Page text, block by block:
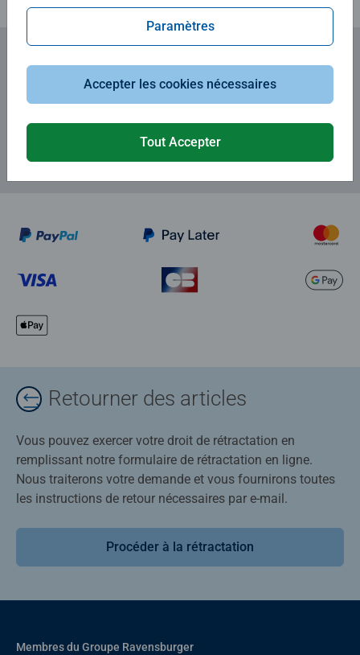
Abonnez-vous à notre newsletter
et recevez un bon d'achat de 5€.
Retourner des articles
Vous pouvez exercer votre droit de rétractation en
remplissant notre formulaire de rétractation en ligne.
Nous traiterons votre demande et vous fournirons toutes
les instructions de retour nécessaires par e-mail.
Procéder à la rétractation
Membres du Groupe Ravensburger
Paramètres
Accepter les cookies nécessaires
Tout Accepter